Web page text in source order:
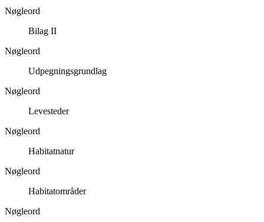
Nøgleord
Bilag II
Nøgleord
Udpegningsgrundlag
Nøgleord
Levesteder
Nøgleord
Habitatnatur
Nøgleord
Habitatområder
Nøgleord